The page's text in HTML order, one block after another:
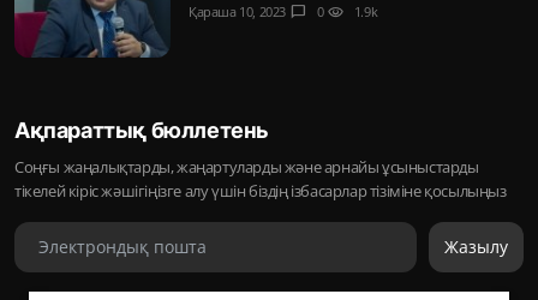
Қараша 10, 2023 chat_bubble 0 visibility 1.9k
Ақпараттық бюллетень
Соңғы жаңалықтарды, жаңартуларды және арнайы ұсыныстарды
тікелей кіріс жәшігіңізге алу үшін біздің ізбасарлар тізіміне қосылыңыз
Жазылу